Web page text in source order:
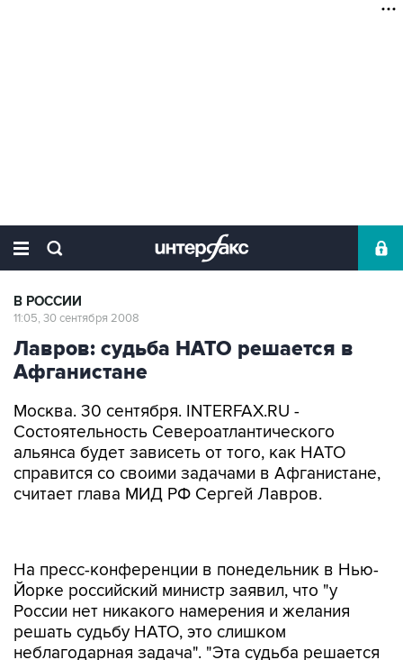
В РОССИИ
11:05, 30 сентября 2008
Лавров: судьба НАТО решается в
Афганистане
Москва. 30 сентября. INTERFAX.RU -
Состоятельность Североатлантического
альянса будет зависеть от того, как НАТО
справится со своими задачами в Афганистане,
считает глава МИД РФ Сергей Лавров.
России нет никакого намерения и желания
решать судьбу НАТО, это слишком
неблагодарная задача". "Эта судьба решается
сейчас в Афганистане. Посмотрим, насколько